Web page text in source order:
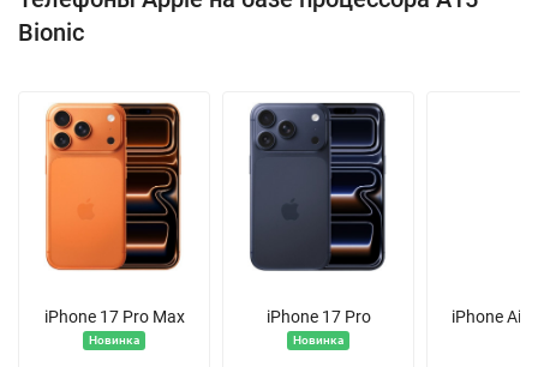
Bionic
iPhone 17 Pro Max
Новинка
iPhone 17 Pro
Новинка
iPhone Air